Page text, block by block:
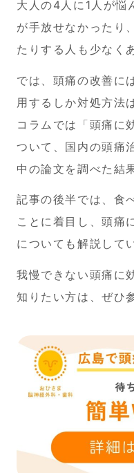
医療コラム
初診
脳神経外科
歯科はこちら
ご予約
休診日…木・日・祝
月～水・金 9:00～
土曜午後は
歯
大人の4人に1人が悩
が手放せなかったり
たりする人も少なく
では、頭痛の改善に
用するしか対処方法
コラムでは「頭痛に
ついて、国内の頭痛
中の論文を調べた結
記事の後半では、食
ことに着目し、頭痛
についても解説して
我慢できない頭痛に
知りたい方は、ぜひ